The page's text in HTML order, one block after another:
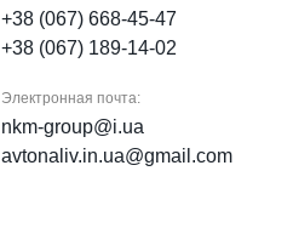
+38 (067) 668-45-47
+38 (067) 189-14-02
Электронная почта:
nkm-group@i.ua
avtonaliv.in.ua@gmail.com